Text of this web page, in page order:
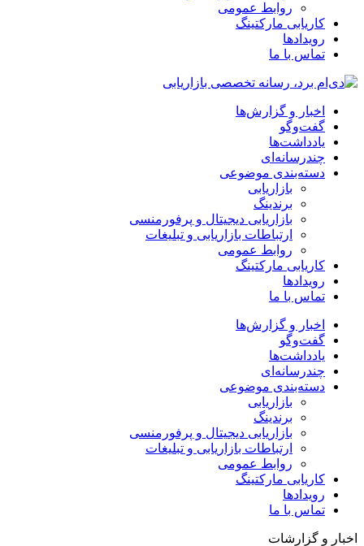
روابط عمومی
کاریابی مارکتینگ
رویدادها
تماس با ما
اخبار و گزارش‌ها
گفت‌وگو
یادداشت‌ها
چندرسانه‌ای
دسته‌بندی موضوعی
بازاریابی
برندینگ
بازاریابی دیجیتال و پرفورمنسی
ارتباطات بازاریابی و تبلیغات
روابط عمومی
کاریابی مارکتینگ
رویدادها
تماس با ما
اخبار و گزارش‌ها
گفت‌وگو
یادداشت‌ها
چندرسانه‌ای
دسته‌بندی موضوعی
بازاریابی
برندینگ
بازاریابی دیجیتال و پرفورمنسی
ارتباطات بازاریابی و تبلیغات
روابط عمومی
کاریابی مارکتینگ
رویدادها
تماس با ما
اخبار و گزارشات